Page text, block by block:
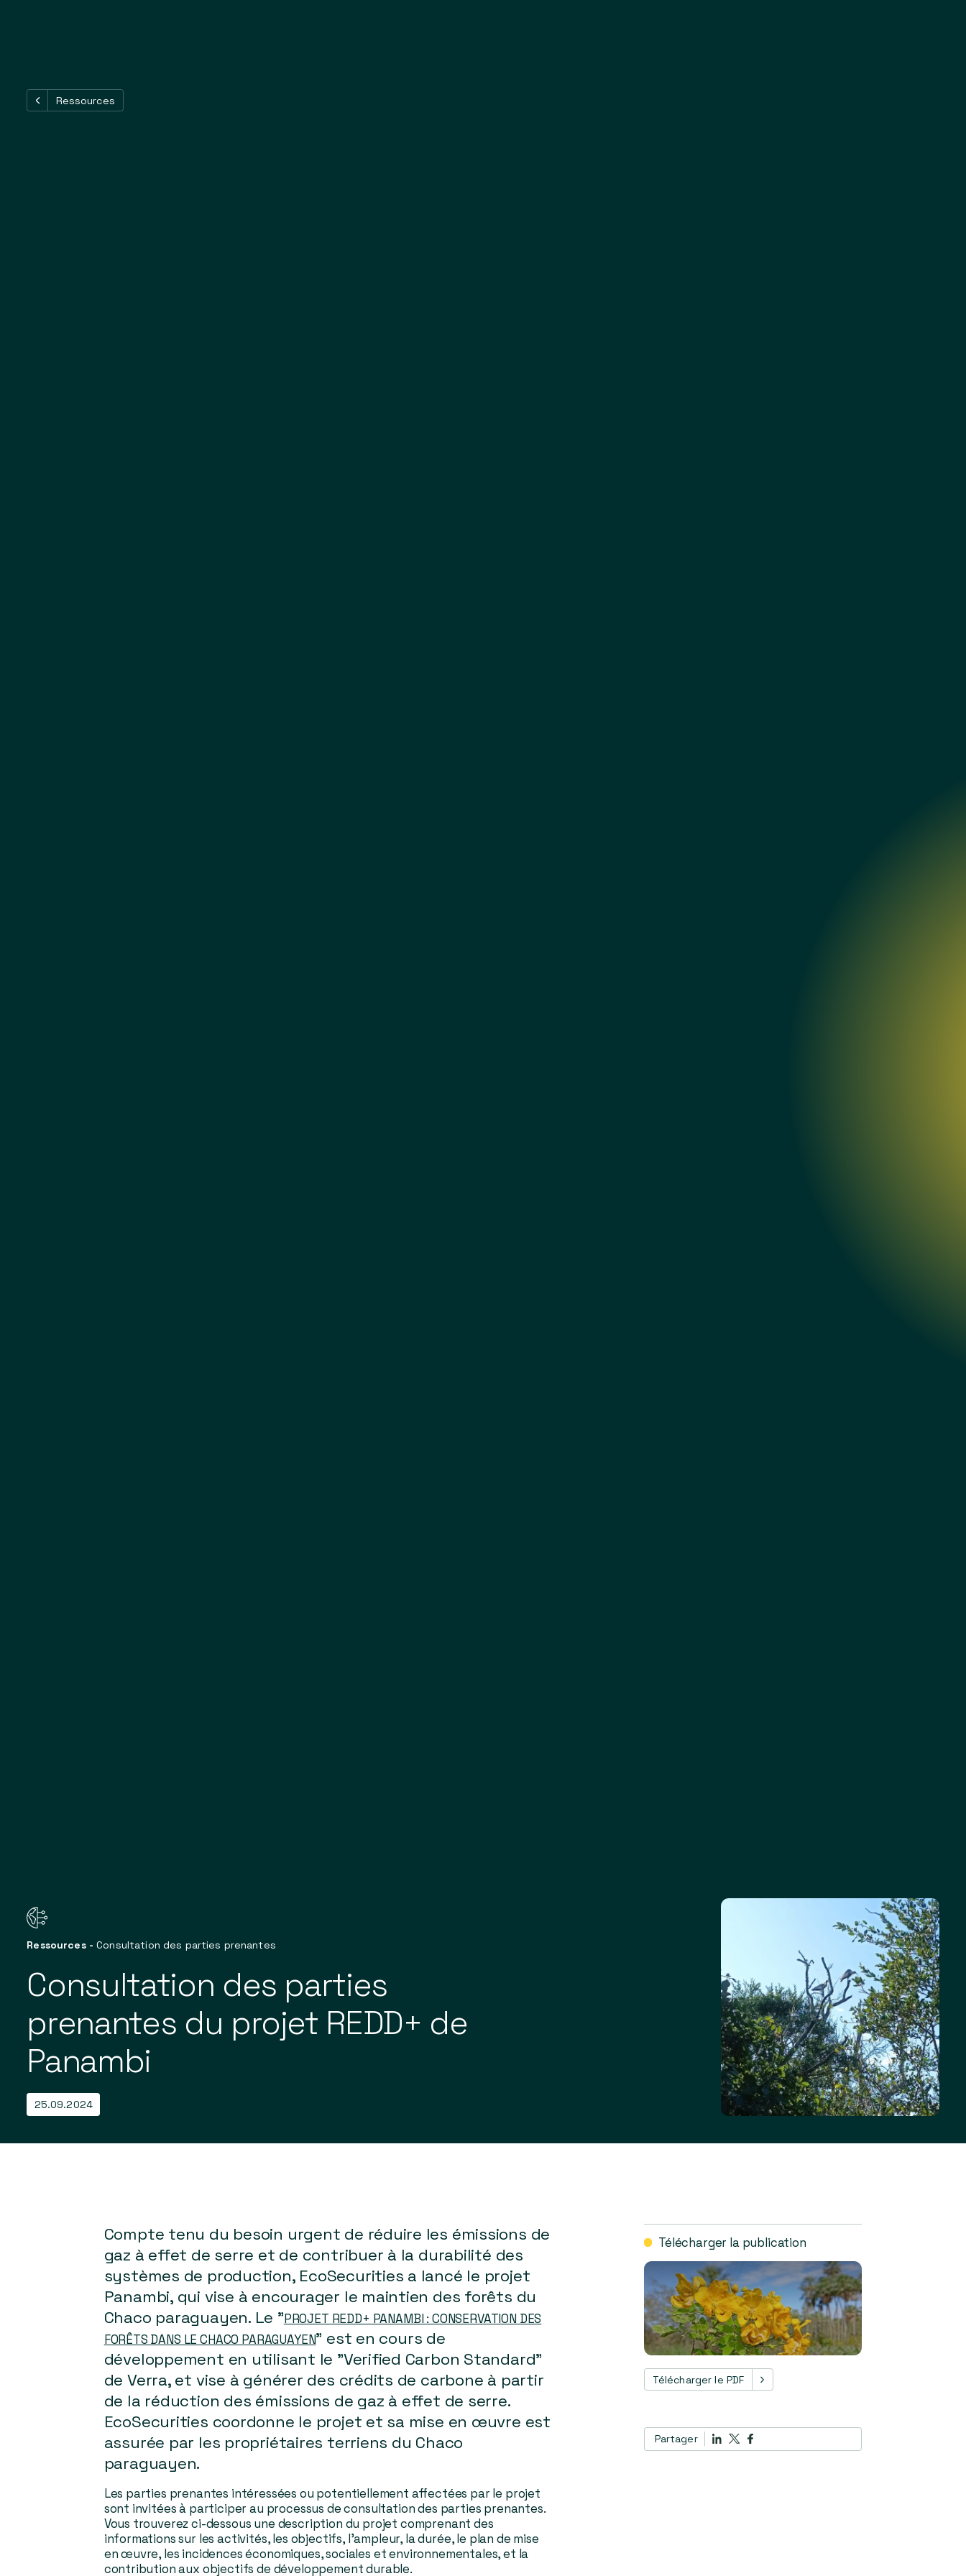
Ressources
Ressources - Consultation des parties prenantes
Consultation des parties
prenantes du projet REDD+ de
Panambi
25.09.2024
Compte tenu du besoin urgent de réduire les émissions de
gaz à effet de serre et de contribuer à la durabilité des
systèmes de production, EcoSecurities a lancé le projet
Panambi, qui vise à encourager le maintien des forêts du
Chaco paraguayen. Le "PROJET REDD+ PANAMBI : CONSERVATION DES
FORÊTS DANS LE CHACO PARAGUAYEN" est en cours de
développement en utilisant le "Verified Carbon Standard"
de Verra, et vise à générer des crédits de carbone à partir
de la réduction des émissions de gaz à effet de serre.
EcoSecurities coordonne le projet et sa mise en œuvre est
assurée par les propriétaires terriens du Chaco
paraguayen.
Les parties prenantes intéressées ou potentiellement affectées par le projet
sont invitées à participer au processus de consultation des parties prenantes.
Vous trouverez ci-dessous une description du projet comprenant des
informations sur les activités, les objectifs, l'ampleur, la durée, le plan de mise
en œuvre, les incidences économiques, sociales et environnementales, et la
contribution aux objectifs de développement durable.
Télécharger la publication
Télécharger le PDF
Partager